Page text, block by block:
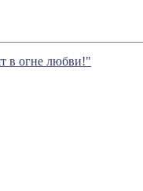
в огне любви!"